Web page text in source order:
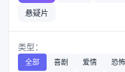
悬疑片
类型：
全部 喜剧 爱情 恐怖